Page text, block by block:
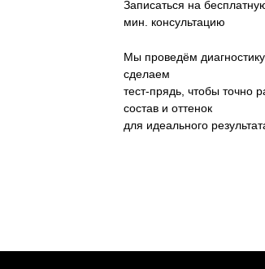
Записаться на
мин. консультацию
Мы проведём
сделаем
тест-прядь, чтобы точно
состав и оттенок
для идеального